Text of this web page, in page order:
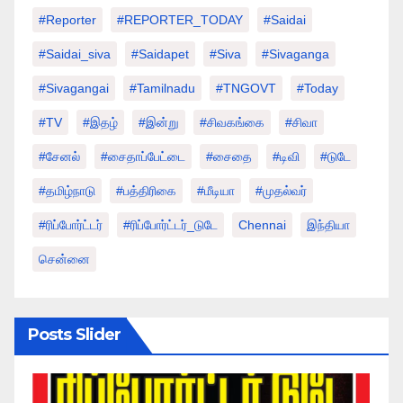
#Reporter #REPORTER_TODAY #saidai
#saidai_siva #saidapet #Siva #Sivaganga
#sivagangai #tamilnadu #TNGOVT #today
#TV #இதழ் #இன்று #சிவகங்கை #சிவா
#சேனல் #சைதாப்பேட்டை #சைதை #டிவி #டுடே
#தமிழ்நாடு #பத்திரிகை #மீடியா #முதல்வர்
#ரிப்போர்ட்டர் #ரிப்போர்ட்டர்_டுடே Chennai இந்தியா
சென்னை
Posts Slider